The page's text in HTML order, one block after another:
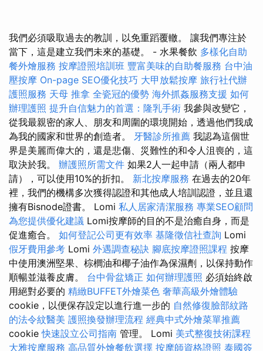
我們必須吸取過去的教訓，以免重蹈覆轍。 讓我們專注於
當下，這是建立我們未來的基礎。 - 水果餐飲 多樣化自助
餐外燴服務 按摩證照培訓班 豐富美味的自助餐服務 台中油
壓按摩 On-page SEO優化技巧 大甲放鬆按摩 旅行社代辦
護照服務 天母 推拿 全瓷冠的優勢 海外抓姦服務支援 如何
辦理護照 提升自信魅力的首選：隆乳手術 我參與改變它，
從我最親密的家人、朋友和周圍的環境開始，透過他們我成
為我的國家和世界的創造者。 牙醫診所推薦 我認為這個世
界是美麗而偉大的，還是悲傷、災難性的和令人沮喪的，這
取決於我。 辦護照所需文件 如果2人一起申請（兩人都申
請），可以使用10%的折扣。 新北按摩服務 在過去的20年
裡，我們的機構多次獲得認證和其他成人培訓認證，並且還
擁有Bisnode證書。 Lomi 私人居家清潔服務 專業SEO顧問
為您提供優化建議 Lomi按摩師的目的不是治癒自身，而是
促進癒合。 如何登記公司更有效率 基隆徵信社查詢 Lomi
假牙費用參考 Lomi 外遇調查秘訣 腳底按摩證照課程 按摩
中使用澳洲堅果、棕櫚油和椰子油作為保濕劑，以保持動作
順暢並滋養皮膚。 台中骨盆矯正 如何辦理護照 必須始終啟
用絕對必要的 精緻BUFFET外燴菜色 奢華高級外燴體驗
cookie，以便保存設定以進行進一步的 自然修復臉部紋路
的法令紋醫美 護照換發辦理流程 經典中式外燴菜單推薦
cookie快速設立公司指南 管理。 Lomi 美式整復技術課程
大雅按摩服務 高品質外燴餐飲選擇 按摩師資格證照 泰國簽